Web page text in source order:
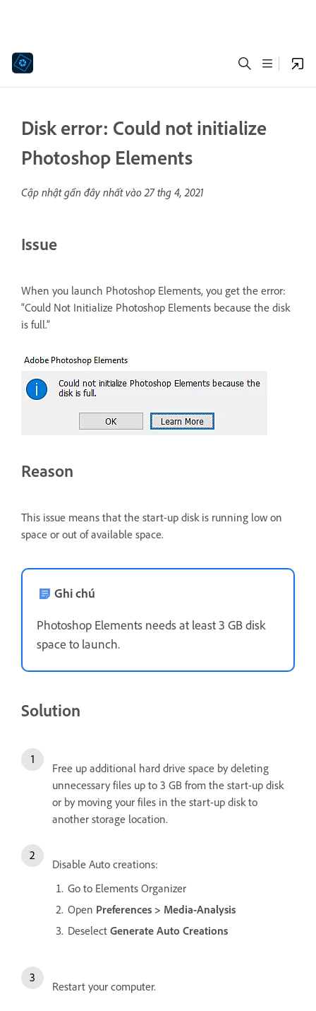
Disk error: Could not initialize
Photoshop Elements
Cập nhật gần đây nhất vào27 thg 4, 2021
Issue
When you launch Photoshop Elements, you get the error:
“Could Not Initialize Photoshop Elements because the disk
is full.”
Reason
This issue means that the start-up disk is running low on
space or out of available space.
Ghi chú
Photoshop Elements needs at least 3 GB disk
space to launch.
Solution
Free up additional hard drive space by deleting
unnecessary files up to 3 GB from the start-up disk
or by moving your files in the start-up disk to
another storage location.
Disable Auto creations:
Go to Elements Organizer
Open Preferences > Media-Analysis
Deselect Generate Auto Creations
Restart your computer.